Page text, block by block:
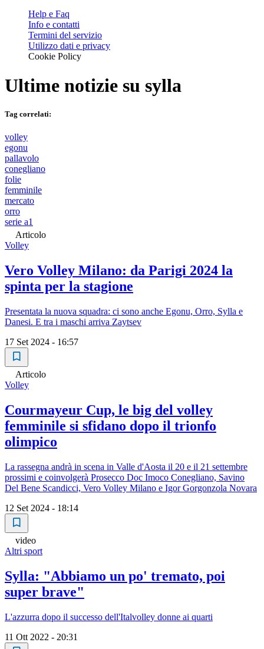
Help e Faq
Info e contatti
Termini del servizio
Utilizzo dati e privacy
Cookie Policy
Ultime notizie su sylla
Tag correlati:
volley
egonu
pallavolo
conegliano
folie
femminile
mercato
orro
serie a1
Articolo
Volley
Vero Volley Milano: da Parigi 2024 la
spinta per la stagione
Presentata la nuova squadra: ci sono anche Egonu, Orro, Sylla e
Danesi. E tra i maschi arriva Zaytsev
17 Set 2024 - 16:57
Articolo
Volley
Courmayeur Cup, le big del volley
femminile si sfidano dopo il trionfo
olimpico
La rassegna andrà in scena in Valle d'Aosta il 20 e il 21 settembre
prossimi e coinvolgerà Prosecco Doc Imoco Conegliano, Savino
Del Bene Scandicci, Vero Volley Milano e Igor Gorgonzola Novara
12 Set 2024 - 18:14
video
Altri sport
Sylla: "Abbiamo un po' tremato, poi
super brave"
L'azzurra dopo il successo dell'Italvolley donne ai quarti
11 Ott 2022 - 20:31